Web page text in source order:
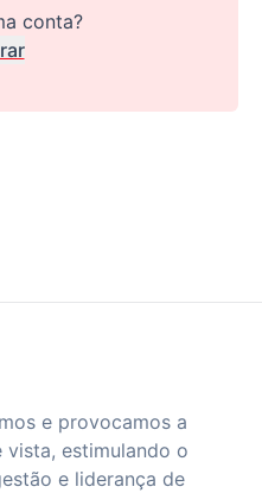
conta?
e provocamos a
estimulando o
e liderança de